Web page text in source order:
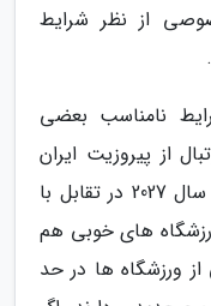
از نظر شرایط
نامناسب بعضی
از پیروزیت ایران
برای میزبانی جام ملت های آسیا در سال 2027 در تقابل با
های خوبی هم
ورزشگاه ها در حد